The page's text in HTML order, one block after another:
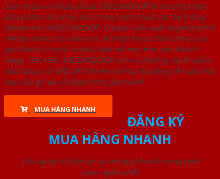
Cửa nhựa và nhựa gỗ tại SAIGONDOOR là thương hiệu
sản phẩm các dòng cửa trong một chuỗi các hệ thống
Showroom SAIGONDOOR. Chuyên sản xuất và phân phối
những dòng cửa nhựa và hỗ hợp nhựa chất lượng cao,
giá thành rẻ nhất và phù hợp với mọi nhu cầu khách
hàng. Trên hết, SAIGONDOOR còn có những chính sách
bán hàng ƯU ĐÃI CAO đi kèm với sự đa dạng về mẫu mã,
loại cửa gỗ và cả phân khúc giá thành.
MUA HÀNG NHANH
ĐĂNG KÝ
MUA HÀNG NHANH
Chúng tôi sẽ liên lạc lại với quý khách trong thời
gian ngắn nhất